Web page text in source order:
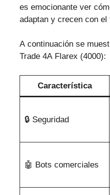
es emocionante ver
adaptan y crecen con el
A continuación se
Trade 4A Flarex (4000):
Característica
🔒 Seguridad
🤖 Bots comerciales